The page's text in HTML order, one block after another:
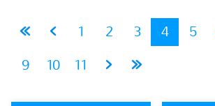
1 2 3 4 5
9
10 11